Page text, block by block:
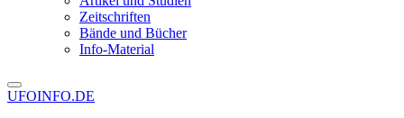
Zeitschriften
Bände und Bücher
Info-Material
UFOINFO.DE